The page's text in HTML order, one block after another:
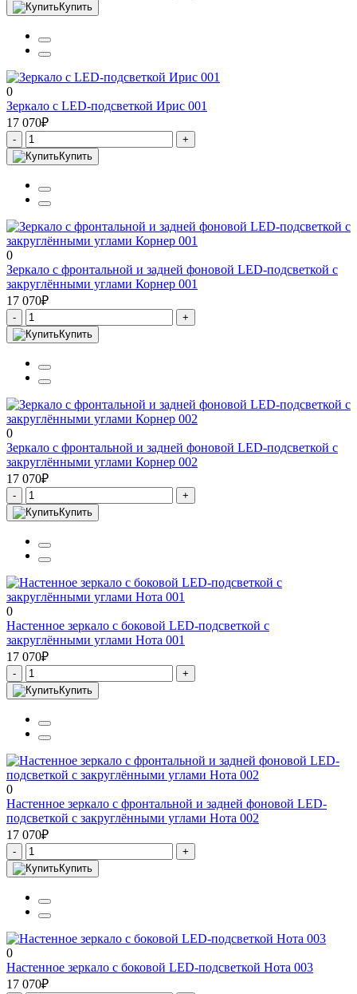
Купить
0
Зеркало с LED-подсветкой Ирис 001
17 070₽
-
+
Купить
0
Зеркало с фронтальной и задней фоновой LED-подсветкой с
закруглёнными углами Корнер 001
17 070₽
-
+
Купить
0
Зеркало с фронтальной и задней фоновой LED-подсветкой с
закруглёнными углами Корнер 002
17 070₽
-
+
Купить
0
Настенное зеркало с боковой LED-подсветкой с
закруглёнными углами Нота 001
17 070₽
-
+
Купить
0
Настенное зеркало с фронтальной и задней фоновой LED-
подсветкой с закруглёнными углами Нота 002
17 070₽
-
+
Купить
0
Настенное зеркало с боковой LED-подсветкой Нота 003
17 070₽